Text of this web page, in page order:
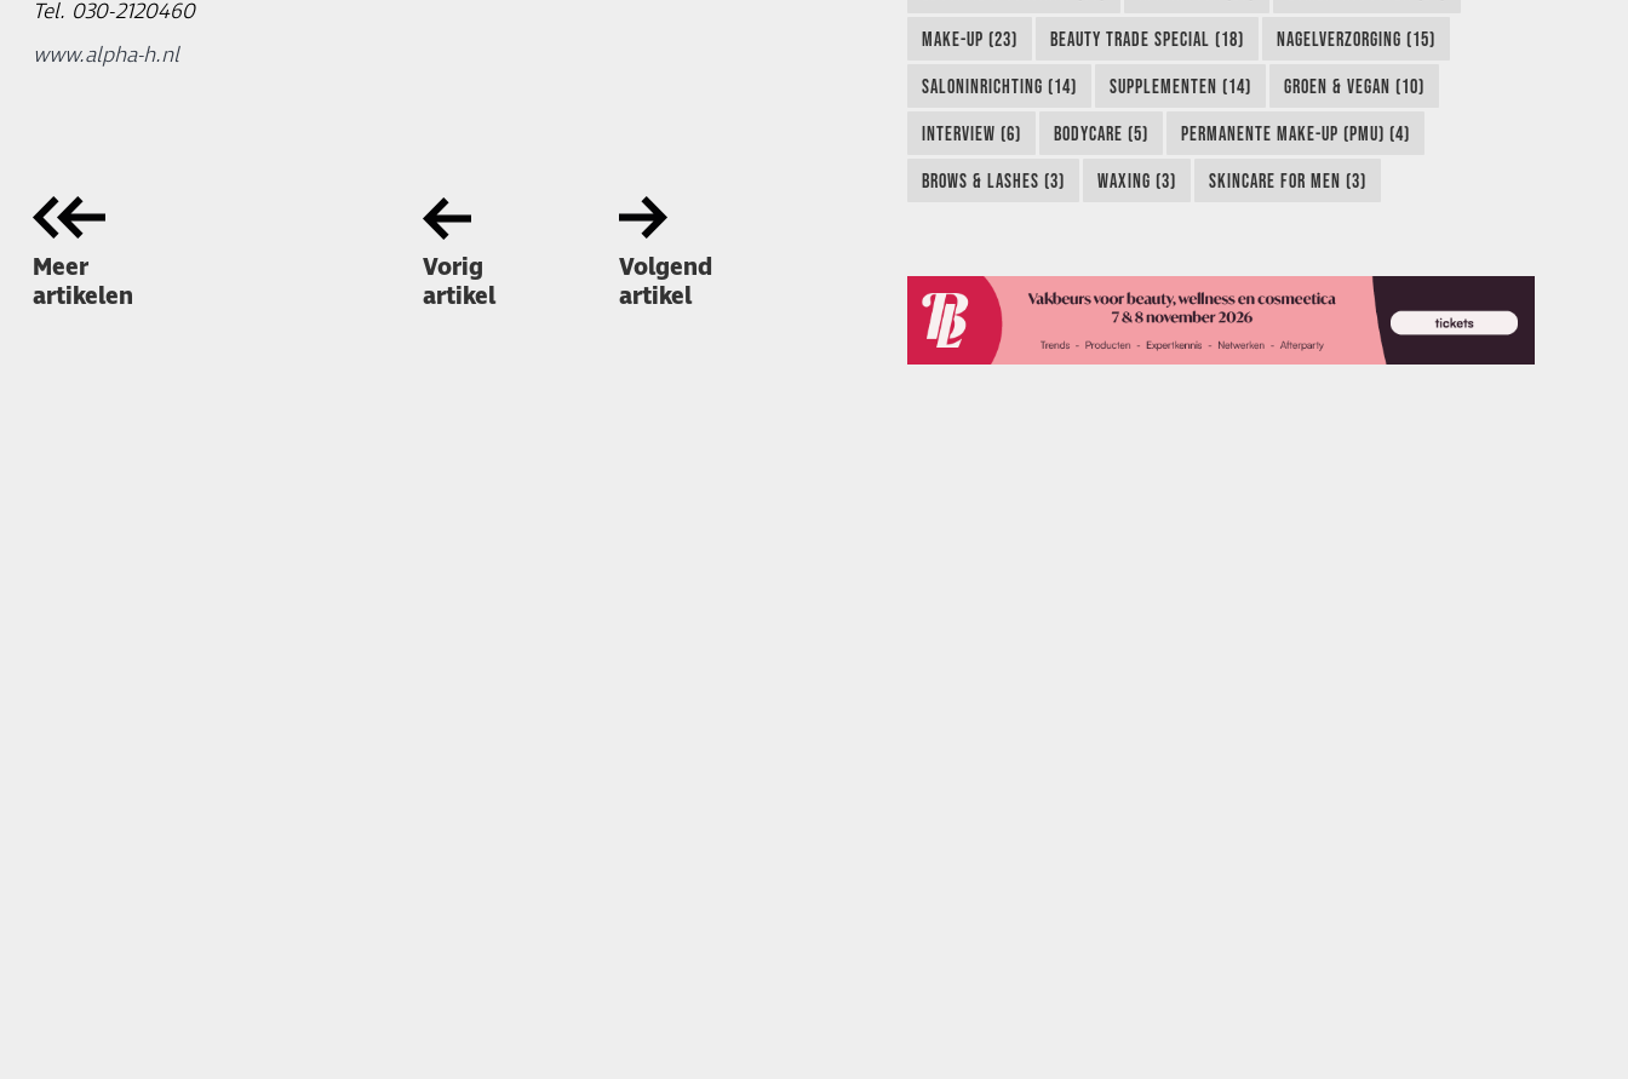
Tel. 030-2120460
www.alpha-h.nl
Meer
artikelen
Vorig
artikel
Volgend
artikel
MAKE-UP (23) BEAUTY TRADE SPECIAL (18) NAGELVERZORGING (15)
SALONINRICHTING (14) SUPPLEMENTEN (14) GROEN & VEGAN (10)
INTERVIEW (6) BODYCARE (5) PERMANENTE MAKE-UP (PMU) (4)
BROWS & LASHES (3) WAXING (3) SKINCARE FOR MEN (3)